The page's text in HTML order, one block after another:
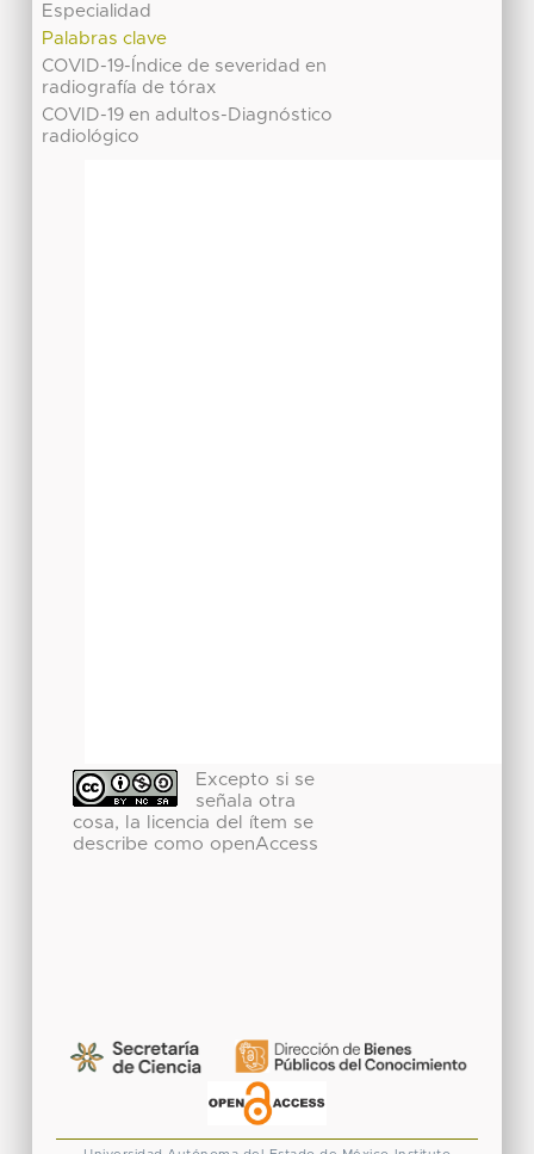
Especialidad
Palabras clave
COVID-19-Índice de severidad en
radiografía de tórax
COVID-19 en adultos-Diagnóstico
radiológico
Excepto si se
señala otra
cosa, la licencia del ítem se
describe como openAccess